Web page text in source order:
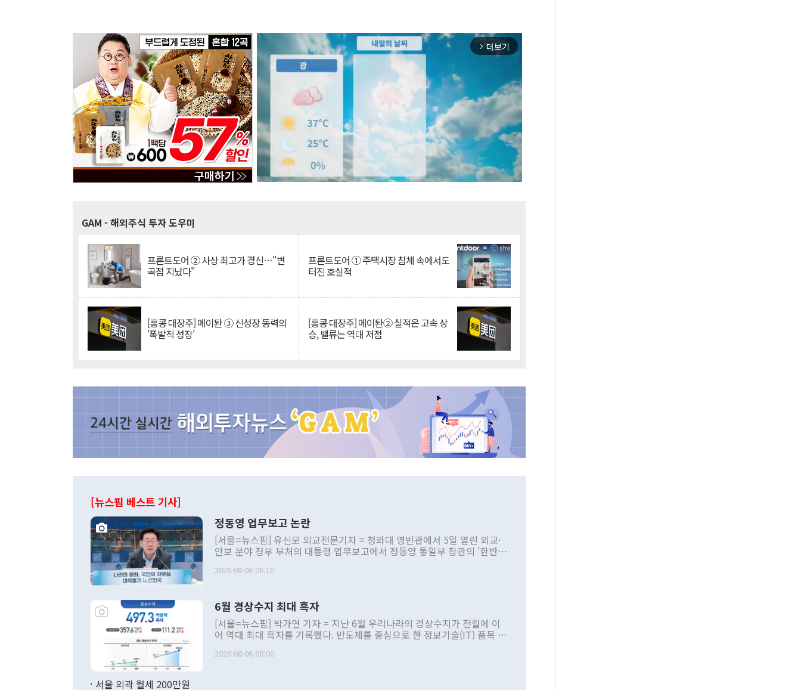
arrow_forward_ios 더보기
GAM - 해외주식 투자 도우미
프론트도어 ② 사상 최고가 경신…"변
곡점 지났다"
프론트도어 ① 주택시장 침체 속에서도
터진 호실적
[홍콩 대장주] 메이퇀 ③ 신성장 동력의
'폭발적 성장'
[홍콩 대장주] 메이퇀② 실적은 고속 상
승, 밸류는 역대 저점
[뉴스핌 베스트 기사]
정동영 업무보고 논란
[서울=뉴스핌] 유신모 외교전문기자 = 청와대 영빈관에서 5일 열린 외교·
안보 분야 정부 부처의 대통령 업무보고에서 정동영 통일부 장관의 '한반도
발언 중에는 정부 내 조율을 거치지 않은 사안을 정책으로 추진하겠다고 공
주의적 희망에 근거한 비현실적 구상'이라는 비판을 내놨다. 그동안 정 장
관의 대북 정책 관련 발언이 물의를 빚은 적은 여러 번 있지만 대통령과 유
관 부처 장관이 공개적으로 부정적 입장을 표명한 것은 이례적이다. 정 장
관의 무리한 대북 접근법과 월권을 제어해야 한다는 목소리도 높아지고 있
다. [정동영 통일부 장관이 지난달 23일 오후 서울 종로구 정부서울청사에
2026-08-06 06:10
6월 경상수지 최대 흑자
[서울=뉴스핌] 박가연 기자 = 지난 6월 우리나라의 경상수지가 전월에 이
어 역대 최대 흑자를 기록했다. 반도체를 중심으로 한 정보기술(IT) 품목 수
료=한국은행] 한국은행이 6일 발표한 '2026년 6월 국제수지(잠정)'에 따르
2026-08-06 08:00
서울 외곽 월세 200만원